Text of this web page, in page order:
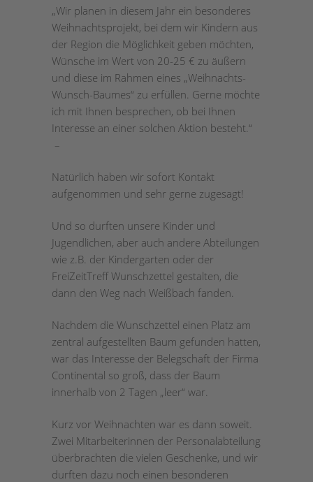
„Wir planen in diesem Jahr ein besonderes
Weihnachtsprojekt, bei dem wir Kindern aus
der Region die Möglichkeit geben möchten,
Wünsche im Wert von 20-25 € zu äußern
und diese im Rahmen eines „Weihnachts-
Wunsch-Baumes“ zu erfüllen. Gerne möchte
ich mit Ihnen besprechen, ob bei Ihnen
Interesse an einer solchen Aktion besteht.“
–
Natürlich haben wir sofort Kontakt
aufgenommen und sehr gerne zugesagt!
Und so durften unsere Kinder und
Jugendlichen, aber auch andere Abteilungen
wie z.B. der Kindergarten oder der
FreiZeitTreff Wunschzettel gestalten, die
dann den Weg nach Weißbach fanden.
Nachdem die Wunschzettel einen Platz am
zentral aufgestellten Baum gefunden hatten,
war das Interesse der Belegschaft der Firma
Continental so groß, dass der Baum
innerhalb von 2 Tagen „leer“ war.
Kurz vor Weihnachten war es dann soweit.
Zwei Mitarbeiterinnen der Personalabteilung
überbrachten die vielen Geschenke, und wir
durften dazu noch einen besonderen